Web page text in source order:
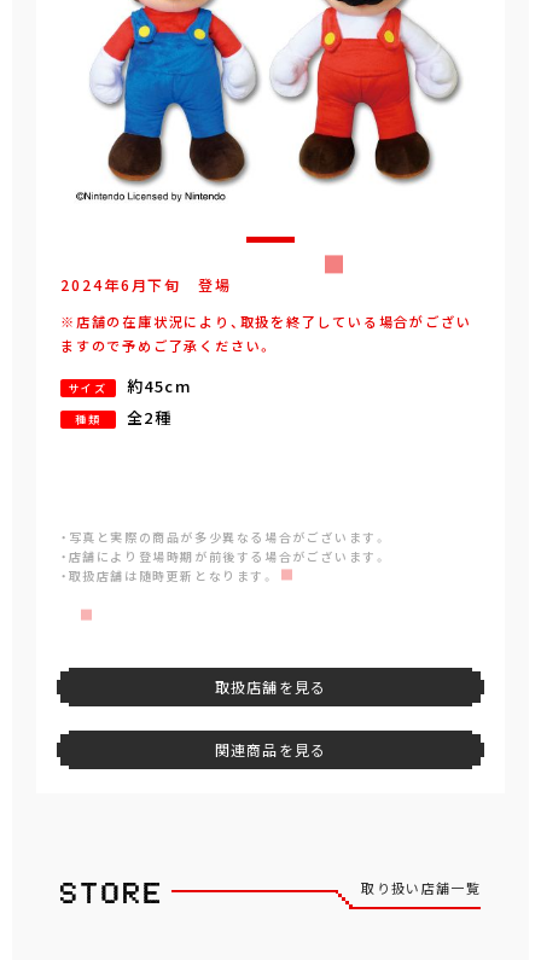
2024年6 月下旬 登場
※店舗の在庫状況により、取扱を終了している場合がござい
ますので予めご了承ください。
サイズ 約45cm
種類 全2種
・写真と実際の商品が多少異なる場合がございます。
・店舗により登場時期が前後する場合がございます。
・取扱店舗は随時更新となります。
取扱店舗を見る
関連商品を見る
取り扱い店舗一覧